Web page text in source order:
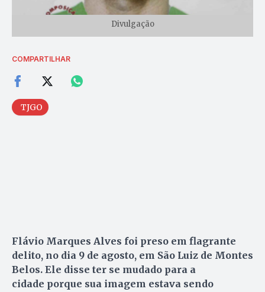
Divulgação
COMPARTILHAR
TJGO
Flávio Marques Alves foi preso em flagrante
delito, no dia 9 de agosto, em São Luiz de Montes
Belos. Ele disse ter se mudado para a
cidade porque sua imagem estava sendo